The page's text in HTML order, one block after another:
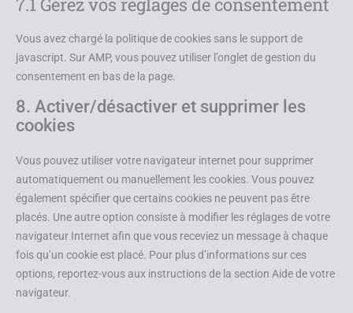
Vous avez chargé la politique de cookies sans le support de
javascript. Sur AMP, vous pouvez utiliser l’onglet de gestion du
consentement en bas de la page.
8. Activer/désactiver et supprimer les
cookies
Vous pouvez utiliser votre navigateur internet pour supprimer
automatiquement ou manuellement les cookies. Vous pouvez
également spécifier que certains cookies ne peuvent pas être
placés. Une autre option consiste à modifier les réglages de votre
navigateur Internet afin que vous receviez un message à chaque
fois qu’un cookie est placé. Pour plus d’informations sur ces
options, reportez-vous aux instructions de la section Aide de votre
navigateur.